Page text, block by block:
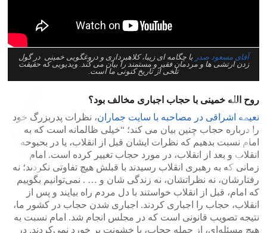
آقای مسعود صدر با چگامه ای زیبا، کلاهبرداری و دروغگویی خمینی در گول
زدن ارتشی ها و مردمان فقیر و مستمند را بیان می کند. ویدیویی که حقیقت
تلخی از تاریخ کنونی ما است.
روح الله خمینی با حجاب اجباری مخالف بود؟
نعیمه اشراقی در مصاحبه با سایت جماران، نظرات پدربزرگ خود
را درباره حجاب چنین بیان می کند؛ “خیلی ظالمانه است که به
امام نسبت بدهیم که نظرات ایشان قبل از انقلاب، یا در بحبوحه
انقلاب و بعد از انقلاب، در مورد حجاب تغییر کرده است. امام
زمانی که به رهبری انقلاب رسیدند با قبلش هیچ تفاوتی نکردند؛ نه
رفتارشان، نه نظراتشان، نه زندگی شان و … . نمی‌توانیم بگوییم
که امام، قبل از انقلاب خواستند با دل مردم راه بیایند و پس از
انقلاب، حجاب را اجباری کردند. اجباری شدن حجاب در کشور ما،
نتیجه تصویب قانونی است که در مجلس انجام شد. امام نسبت به
هیچ مسئله‌ای، از جمله حجاب، با خشونت بر خورد نمی‌کردند. در
<
>